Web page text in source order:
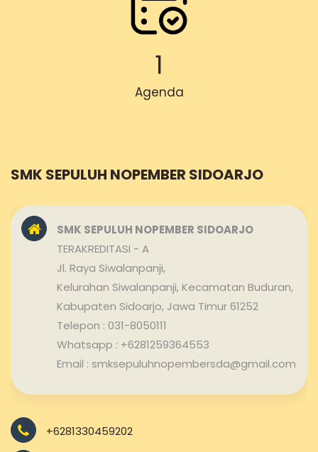
1
Agenda
SMK SEPULUH NOPEMBER SIDOARJO
SMK SEPULUH NOPEMBER SIDOARJO
TERAKREDITASI - A
Jl. Raya Siwalanpanji,
Kelurahan Siwalanpanji, Kecamatan Buduran,
Kabupaten Sidoarjo, Jawa Timur 61252
Telepon : 031-8050111
Whatsapp : +6281259364553
Email : smksepuluhnopembersda@gmail.com
+6281330459202